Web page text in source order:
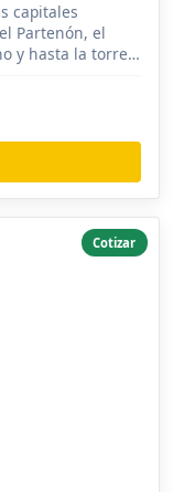
capitales
Partenón, el
y hasta la torre
Cotizar